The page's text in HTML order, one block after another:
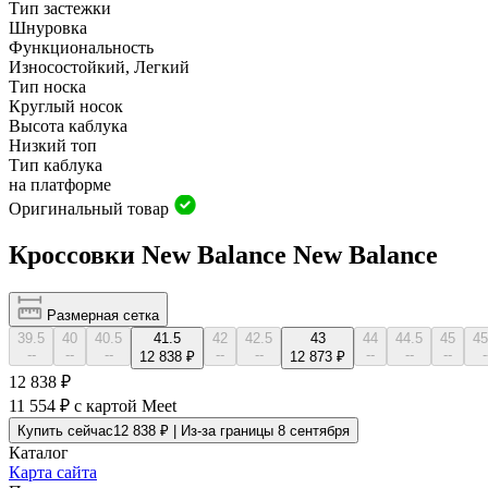
Тип застежки
Шнуровка
Функциональность
Износостойкий, Легкий
Тип носка
Круглый носок
Высота каблука
Низкий топ
Тип каблука
на платформе
Оригинальный товар
Кроссовки New Balance New Balance
Размерная сетка
39.5
--
40
--
40.5
--
41.5
12 838 ₽
42
--
42.5
--
43
12 873 ₽
44
--
44.5
--
45
--
12 838 ₽
11 554 ₽ с картой Meet
Купить сейчас12 838 ₽ | Из-за границы 8 сентября
Каталог
Карта сайта